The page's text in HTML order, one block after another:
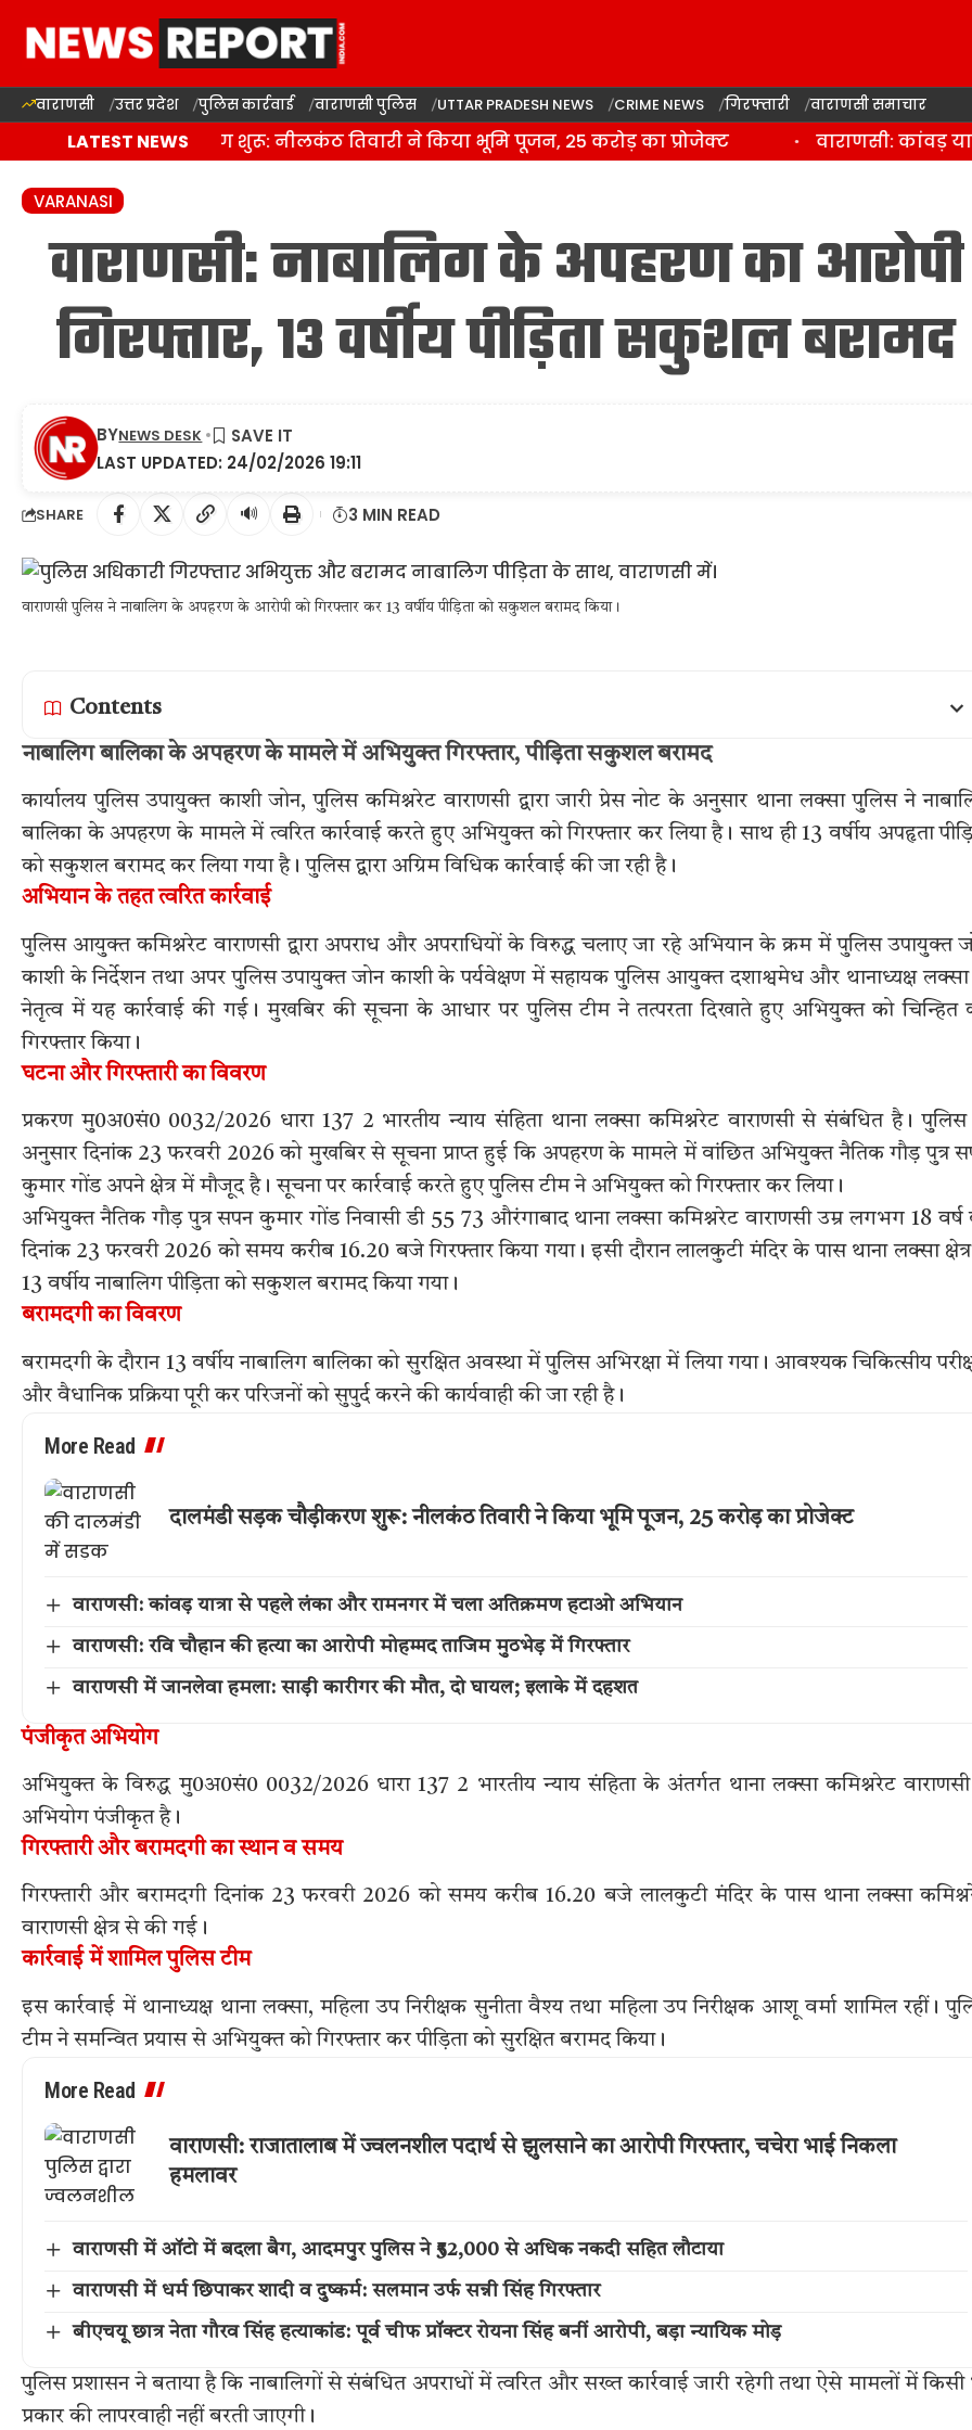
वाराणसी उत्तर प्रदेश पुलिस कार्रवाई वाराणसी पुलिस UTTAR PRADESH NEWS CRIME NEWS गिरफ्तारी वाराणसी समाचार
LATEST NEWS
सड़क चौड़ीकरण शुरू: नीलकंठ तिवारी ने किया भूमि पूजन, 25 करोड़ का प्रोजेक्ट वाराणसी: कांवड़
VARANASI
वाराणसी: नाबालिग के अपहरण का आरोपी
गिरफ्तार, 13 वर्षीय पीड़िता सकुशल बरामद
LAST UPDATED: 24/02/2026 19:11
BYNEWS DESK
SHARE 🔊 3 MIN READ
वाराणसी पुलिस ने नाबालिग के अपहरण के आरोपी को गिरफ्तार कर 13 वर्षीय पीड़िता को सकुशल बरामद किया।
Contents
नाबालिग बालिका के अपहरण के मामले में अभियुक्त गिरफ्तार, पीड़िता सकुशल बरामद
कार्यालय पुलिस उपायुक्त काशी जोन, पुलिस कमिश्नरेट वाराणसी द्वारा जारी प्रेस नोट के अनुसार थाना लक्सा पुलिस ने
बालिका के अपहरण के मामले में त्वरित कार्रवाई करते हुए अभियुक्त को गिरफ्तार कर लिया है। साथ ही 13 वर्षीय अपहृता
को सकुशल बरामद कर लिया गया है। पुलिस द्वारा अग्रिम विधिक कार्रवाई की जा रही है।
अभियान के तहत त्वरित कार्रवाई
पुलिस आयुक्त कमिश्नरेट वाराणसी द्वारा अपराध और अपराधियों के विरुद्ध चलाए जा रहे अभियान के क्रम में पुलिस उपायुक्त
काशी के निर्देशन तथा अपर पुलिस उपायुक्त जोन काशी के पर्यवेक्षण में सहायक पुलिस आयुक्त दशाश्वमेध और थानाध्यक्ष
नेतृत्व में यह कार्रवाई की गई। मुखबिर की सूचना के आधार पर पुलिस टीम ने तत्परता दिखाते हुए अभियुक्त को चिन्हित
गिरफ्तार किया।
घटना और गिरफ्तारी का विवरण
प्रकरण मु0अ0सं0 0032/2026 धारा 137 2 भारतीय न्याय संहिता थाना लक्सा कमिश्नरेट वाराणसी से संबंधित है।
अनुसार दिनांक 23 फरवरी 2026 को मुखबिर से सूचना प्राप्त हुई कि अपहरण के मामले में वांछित अभियुक्त नैतिक गौड़ पुत्र
कुमार गोंड अपने क्षेत्र में मौजूद है। सूचना पर कार्रवाई करते हुए पुलिस टीम ने अभियुक्त को गिरफ्तार कर लिया।
अभियुक्त नैतिक गौड़ पुत्र सपन कुमार गोंड निवासी डी 55 73 औरंगाबाद थाना लक्सा कमिश्नरेट वाराणसी उम्र लगभग 18 वर्ष
दिनांक 23 फरवरी 2026 को समय करीब 16.20 बजे गिरफ्तार किया गया। इसी दौरान लालकुटी मंदिर के पास थाना लक्सा
13 वर्षीय नाबालिग पीड़िता को सकुशल बरामद किया गया।
बरामदगी का विवरण
बरामदगी के दौरान 13 वर्षीय नाबालिग बालिका को सुरक्षित अवस्था में पुलिस अभिरक्षा में लिया गया। आवश्यक चिकित्सीय
और वैधानिक प्रक्रिया पूरी कर परिजनों को सुपुर्द करने की कार्यवाही की जा रही है।
More Read
दालमंडी सड़क चौड़ीकरण शुरू: नीलकंठ तिवारी ने किया भूमि पूजन, 25 करोड़ का प्रोजेक्ट
वाराणसी: कांवड़ यात्रा से पहले लंका और रामनगर में चला अतिक्रमण हटाओ अभियान
वाराणसी: रवि चौहान की हत्या का आरोपी मोहम्मद ताजिम मुठभेड़ में गिरफ्तार
वाराणसी में जानलेवा हमला: साड़ी कारीगर की मौत, दो घायल; इलाके में दहशत
पंजीकृत अभियोग
अभियुक्त के विरुद्ध मु0अ0सं0 0032/2026 धारा 137 2 भारतीय न्याय संहिता के अंतर्गत थाना लक्सा कमिश्नरेट
अभियोग पंजीकृत है।
गिरफ्तारी और बरामदगी का स्थान व समय
गिरफ्तारी और बरामदगी दिनांक 23 फरवरी 2026 को समय करीब 16.20 बजे लालकुटी मंदिर के पास थाना लक्सा
वाराणसी क्षेत्र से की गई।
कार्रवाई में शामिल पुलिस टीम
इस कार्रवाई में थानाध्यक्ष थाना लक्सा, महिला उप निरीक्षक सुनीता वैश्य तथा महिला उप निरीक्षक आशू वर्मा शामिल रहीं।
टीम ने समन्वित प्रयास से अभियुक्त को गिरफ्तार कर पीड़िता को सुरक्षित बरामद किया।
More Read
वाराणसी: राजातालाब में ज्वलनशील पदार्थ से झुलसाने का आरोपी गिरफ्तार, चचेरा भाई निकला
हमलावर
वाराणसी में ऑटो में बदला बैग, आदमपुर पुलिस ने ₹52,000 से अधिक नकदी सहित लौटाया
वाराणसी में धर्म छिपाकर शादी व दुष्कर्म: सलमान उर्फ सन्नी सिंह गिरफ्तार
बीएचयू छात्र नेता गौरव सिंह हत्याकांड: पूर्व चीफ प्रॉक्टर रोयना सिंह बनीं आरोपी, बड़ा न्यायिक मोड़
पुलिस प्रशासन ने बताया है कि नाबालिगों से संबंधित अपराधों में त्वरित और सख्त कार्रवाई जारी रहेगी तथा ऐसे मामलों में किसी
प्रकार की लापरवाही नहीं बरती जाएगी।